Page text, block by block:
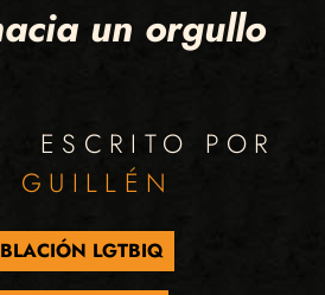
un orgullo
ESCRITO POR
GUILLÉN
LGTBIQ